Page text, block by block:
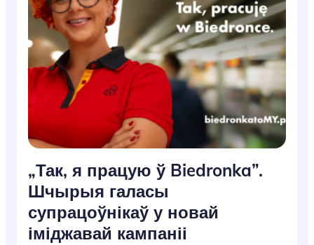
„Так, я працую ў Biedronka”.
Шчырыя галасы
супрацоўнікаў у новай
іміджавай кампаніі